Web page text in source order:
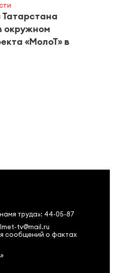
окружном
«МолоТ» в
труда»: 44-05-87
tv@mail.ru
сообщений о фактах